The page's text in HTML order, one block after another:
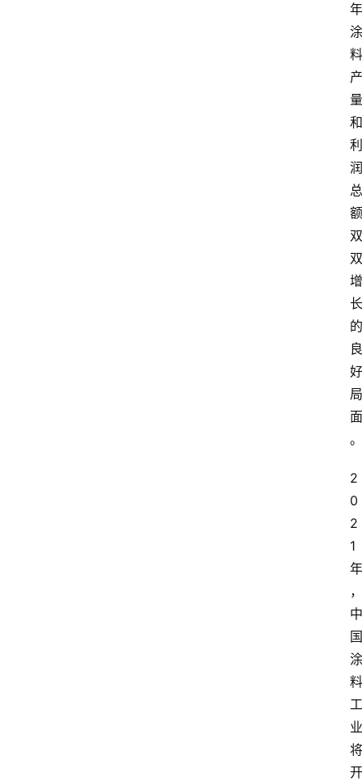
年
涂
料
产
量
和
利
润
总
额
双
双
增
长
的
良
好
局
面
。
2
0
2
1
年
，
中
国
涂
料
工
业
将
开